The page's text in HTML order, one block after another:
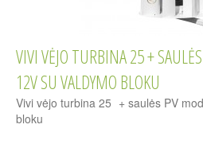
VIVI VĖJO TURBINA 25 +
12V SU VALDYMO BLOKU
Vivi vėjo turbina 25 + saulės PV
bloku